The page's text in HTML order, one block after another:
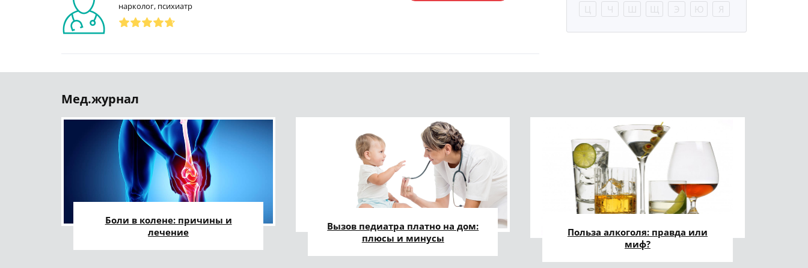
нарколог, психиатр
Ц
Ч Ш Щ Э Ю Я
Мед.журнал
Боли в колене: причины и
лечение
Вызов педиатра платно на дом:
плюсы и минусы
Польза алкоголя: правда или
миф?